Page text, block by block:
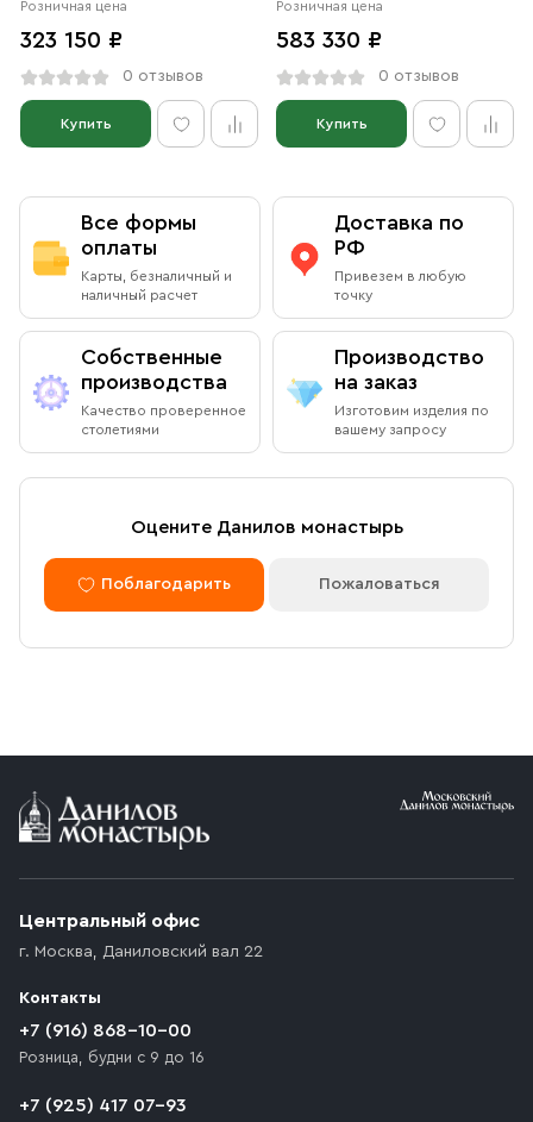
Розничная цена
323 150 ₽
0 отзывов
Купить
Розничная цена
583 330 ₽
0 отзывов
Купить
Все формы
оплаты
Карты, безналичный и
наличный расчет
Доставка по
РФ
Привезем в любую
точку
Собственные
производства
Качество проверенное
столетиями
Производство
на заказ
Изготовим изделия по
вашему запросу
Оцените Данилов монастырь
Поблагодарить Пожаловаться
Центральный офис
г. Москва, Даниловский вал 22
Контакты
+7 (916) 868-10-00
Розница, будни с 9 до 16
+7 (925) 417 07-93